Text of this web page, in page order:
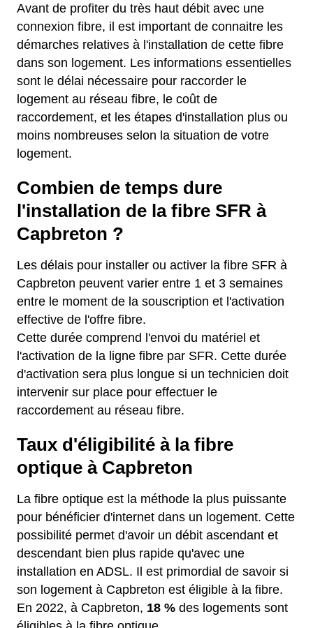
Avant de profiter du très haut débit avec une
connexion fibre, il est important de connaitre les
démarches relatives à l'installation de cette fibre
dans son logement. Les informations essentielles
sont le délai nécessaire pour raccorder le
logement au réseau fibre, le coût de
raccordement, et les étapes d'installation plus ou
moins nombreuses selon la situation de votre
logement.
Combien de temps dure
l'installation de la fibre SFR à
Capbreton ?
Les délais pour installer ou activer la fibre SFR à
Capbreton peuvent varier entre 1 et 3 semaines
entre le moment de la souscription et l'activation
effective de l'offre fibre.
Cette durée comprend l'envoi du matériel et
l'activation de la ligne fibre par SFR. Cette durée
d'activation sera plus longue si un technicien doit
intervenir sur place pour effectuer le
raccordement au réseau fibre.
Taux d'éligibilité à la fibre
optique à Capbreton
La fibre optique est la méthode la plus puissante
pour bénéficier d'internet dans un logement. Cette
possibilité permet d'avoir un débit ascendant et
descendant bien plus rapide qu'avec une
installation en ADSL. Il est primordial de savoir si
son logement à Capbreton est éligible à la fibre.
En 2022, à Capbreton, 18 % des logements sont